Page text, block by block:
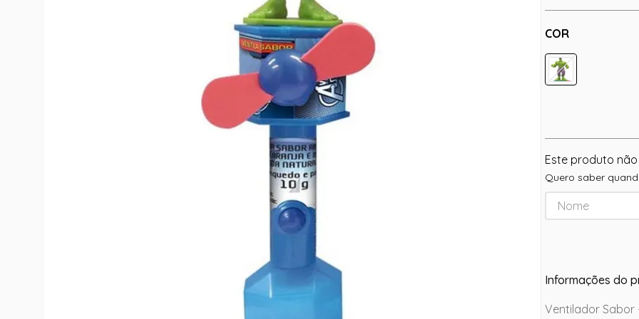
COR
Este produto
Quero saber
Informações do
Ventilador Sabor
10º rumi